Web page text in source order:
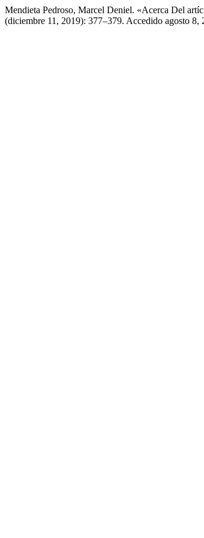
Mendieta Pedroso, Marcel Deniel. «Acerca Del
(diciembre 11, 2019): 377–379. Accedido agosto